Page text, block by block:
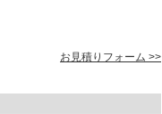
お見積りフォーム >>